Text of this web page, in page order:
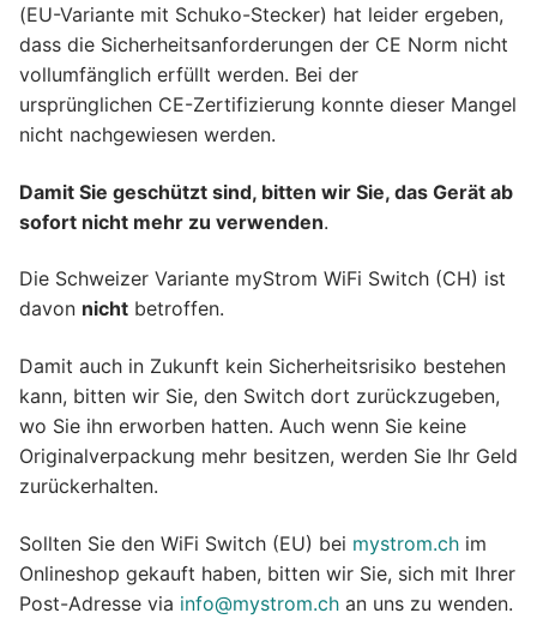
(EU-Variante mit Schuko-Stecker) hat leider ergeben,
dass die Sicherheitsanforderungen der CE Norm nicht
vollumfänglich erfüllt werden. Bei der
ursprünglichen CE-Zertifizierung konnte dieser Mangel
nicht nachgewiesen werden.
Damit Sie geschützt sind, bitten wir Sie, das Gerät ab
sofort nicht mehr zu verwenden.
Die Schweizer Variante myStrom WiFi Switch (CH) ist
davon nicht betroffen.
Damit auch in Zukunft kein Sicherheitsrisiko bestehen
kann, bitten wir Sie, den Switch dort zurückzugeben,
wo Sie ihn erworben hatten. Auch wenn Sie keine
Originalverpackung mehr besitzen, werden Sie Ihr Geld
zurückerhalten.
Sollten Sie den WiFi Switch (EU) bei mystrom.ch im
Onlineshop gekauft haben, bitten wir Sie, sich mit Ihrer
Post-Adresse via info@mystrom.ch an uns zu wenden.